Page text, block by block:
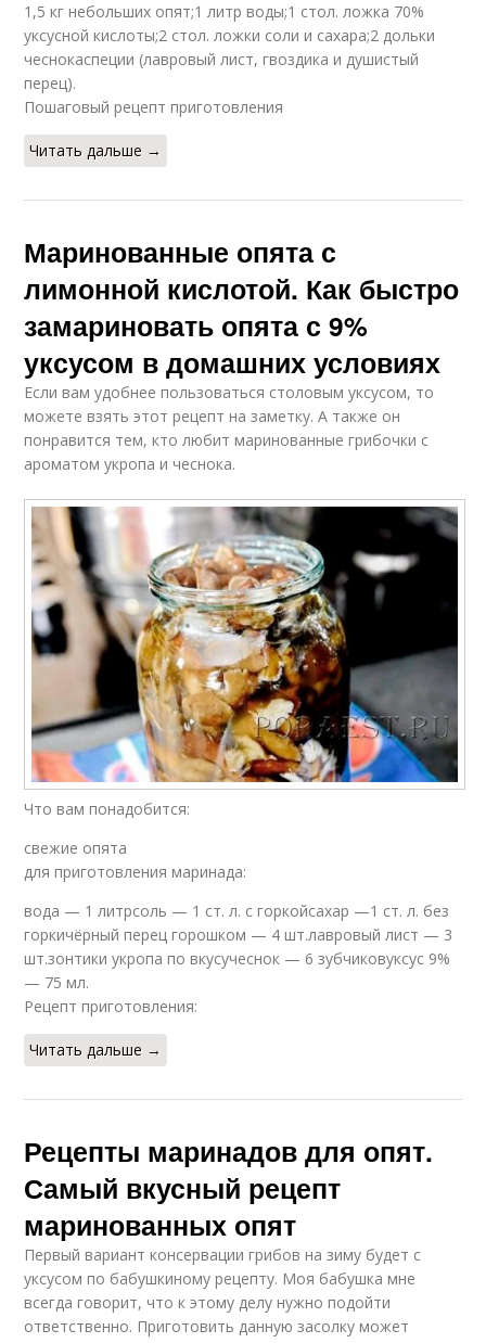
1,5 кг небольших опят;1 литр воды;1 стол. ложка 70%
уксусной кислоты;2 стол. ложки соли и сахара;2 дольки
чеснокаспеции (лавровый лист, гвоздика и душистый
перец).
Пошаговый рецепт приготовления
Читать дальше →
Маринованные опята с
лимонной кислотой. Как быстро
замариновать опята с 9%
уксусом в домашних условиях
Если вам удобнее пользоваться столовым уксусом, то
можете взять этот рецепт на заметку. А также он
понравится тем, кто любит маринованные грибочки с
ароматом укропа и чеснока.
Что вам понадобится:
свежие опята
для приготовления маринада:
вода — 1 литрсоль — 1 ст. л. с горкойсахар —1 ст. л. без
горкичёрный перец горошком — 4 шт.лавровый лист — 3
шт.зонтики укропа по вкусучеснок — 6 зубчиковуксус 9%
— 75 мл.
Рецепт приготовления:
Читать дальше →
Рецепты маринадов для опят.
Самый вкусный рецепт
маринованных опят
Первый вариант консервации грибов на зиму будет с
уксусом по бабушкиному рецепту. Моя бабушка мне
всегда говорит, что к этому делу нужно подойти
ответственно. Приготовить данную засолку может